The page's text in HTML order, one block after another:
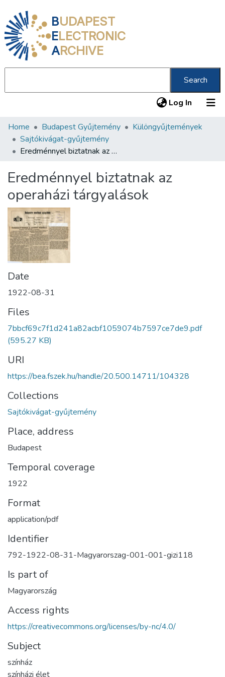
BUDAPEST
ELECTRONIC
ARCHIVE
Search
Log In (current)
Communities & Collections
All of DSpace
Home Budapest Gyűjtemény
Különgyűjtemények
Sajtókivágat-gyűjtemény
Eredménnyel biztatnak az operaházi tárgyalások
Eredménnyel biztatnak az
operaházi tárgyalások
Date
1922-08-31
Files
7bbcf69c7f1d241a82acbf1059074b7597ce7de9.pdf
(595.27 KB)
URI
https://bea.fszek.hu/handle/20.500.14711/104328
Collections
Sajtókivágat-gyűjtemény
Place, address
Budapest
Temporal coverage
1922
Format
application/pdf
Identifier
792-1922-08-31-Magyarorszag-001-001-gizi118
Is part of
Magyarország
Access rights
https://creativecommons.org/licenses/by-nc/4.0/
Subject
színház
színházi élet